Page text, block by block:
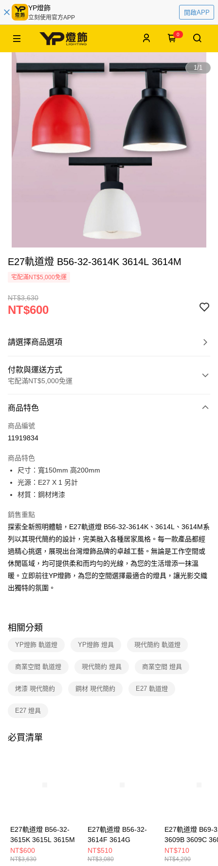
YP燈飾
立刻使用官方APP
開啟APP
0
1/1
E27軌道燈 B56-32-3614K 3614L 3614M
宅配滿NT$5,000免運
NT$3,630
NT$600
請選擇商品選項
付款與運送方式
宅配滿NT$5,000免運
信用卡一次付款
LINE Pay
街口支付
悠遊付
全盈+PAY
AFTEE先享後付
相關說明
【關於「AFTEE先享後付」】
AFTEE先享後付是「在收到商品之後才付款」的支付方式。 讓您購物簡單
便利好安心！
１．簡單：不需註冊會員、不需綁卡、不需儲值。
【「AFTEE先享後付」結帳流程】
１．於結帳方式選擇「AFTEE先享後付」後，將跳轉至「AFTEE先享後付」
結帳頁面，進行簡訊認證並確認金額後，即可完成結帳。
ATM／網路銀行／等多元方式進行付款，方視為交易完成。
購買商品的店家。未經商家同意取消之訂單仍視為有效，需透過AFTEE先享
是否繳費成功／繳費後需取消欲退款等相關疑問，請聯繫「AFTEE先享後付
【注意事項】
時審查核予不同之上限額度；若仍有額度不足之情形，本公司將視審查結果
５．嚴禁一人註冊多個帳號或使用他人資訊註冊。若發現惡意使用之情形，
恩沛科技股份有限公司將有權停止該用戶之使用額度並採取法律行動。
每筆NT$180，滿NT$5,000(含以上)免運費
商品特色
商品編號
11919834
商品特色
尺寸：寬150mm 高200mm
光源：E27 X 1 另計
材質：鋼材烤漆
銷售重點
探索全新照明體驗，E27軌道燈 B56-32-3614K、3614L、3614M系
列以其現代簡約的設計，完美融入各種居家風格。每一款產品都經
過精心挑選，展現出台灣燈飾品牌的卓越工藝。無論是工作空間或
休閒區域，均可提供柔和而均勻的光線，為您的生活增添一抹溫
暖。立即前往YP燈飾，為您的空間選擇最適合的燈具，讓光影交織
出獨特的氛圍。
相關分類
YP燈飾 軌道燈 YP燈飾 燈具 現代簡約 軌道燈
商業空間 軌道燈 現代簡約 燈具 商業空間 燈具
烤漆 現代簡約 鋼材 現代簡約 E27 軌道燈
E27 燈具
必買清單
E27軌道燈 B56-32-
3615K 3615L 3615M
NT$600
NT$3,630
E27軌道燈 B56-32-
3614F 3614G
NT$510
NT$3,080
E27軌道燈 B69-
3609B 3609C
3609F 3609G
NT$710
NT$4,290